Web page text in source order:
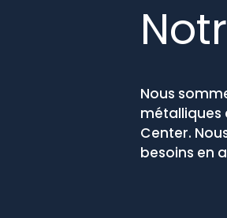
Nous
métalliques
Center.
besoins en